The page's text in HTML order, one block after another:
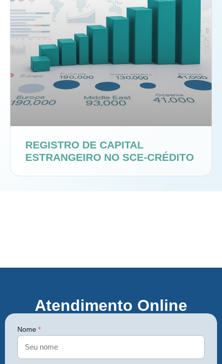
REGISTRO DE CAPITAL
ESTRANGEIRO NO SCE-CRÉDITO
Atendimento Online
Nome *